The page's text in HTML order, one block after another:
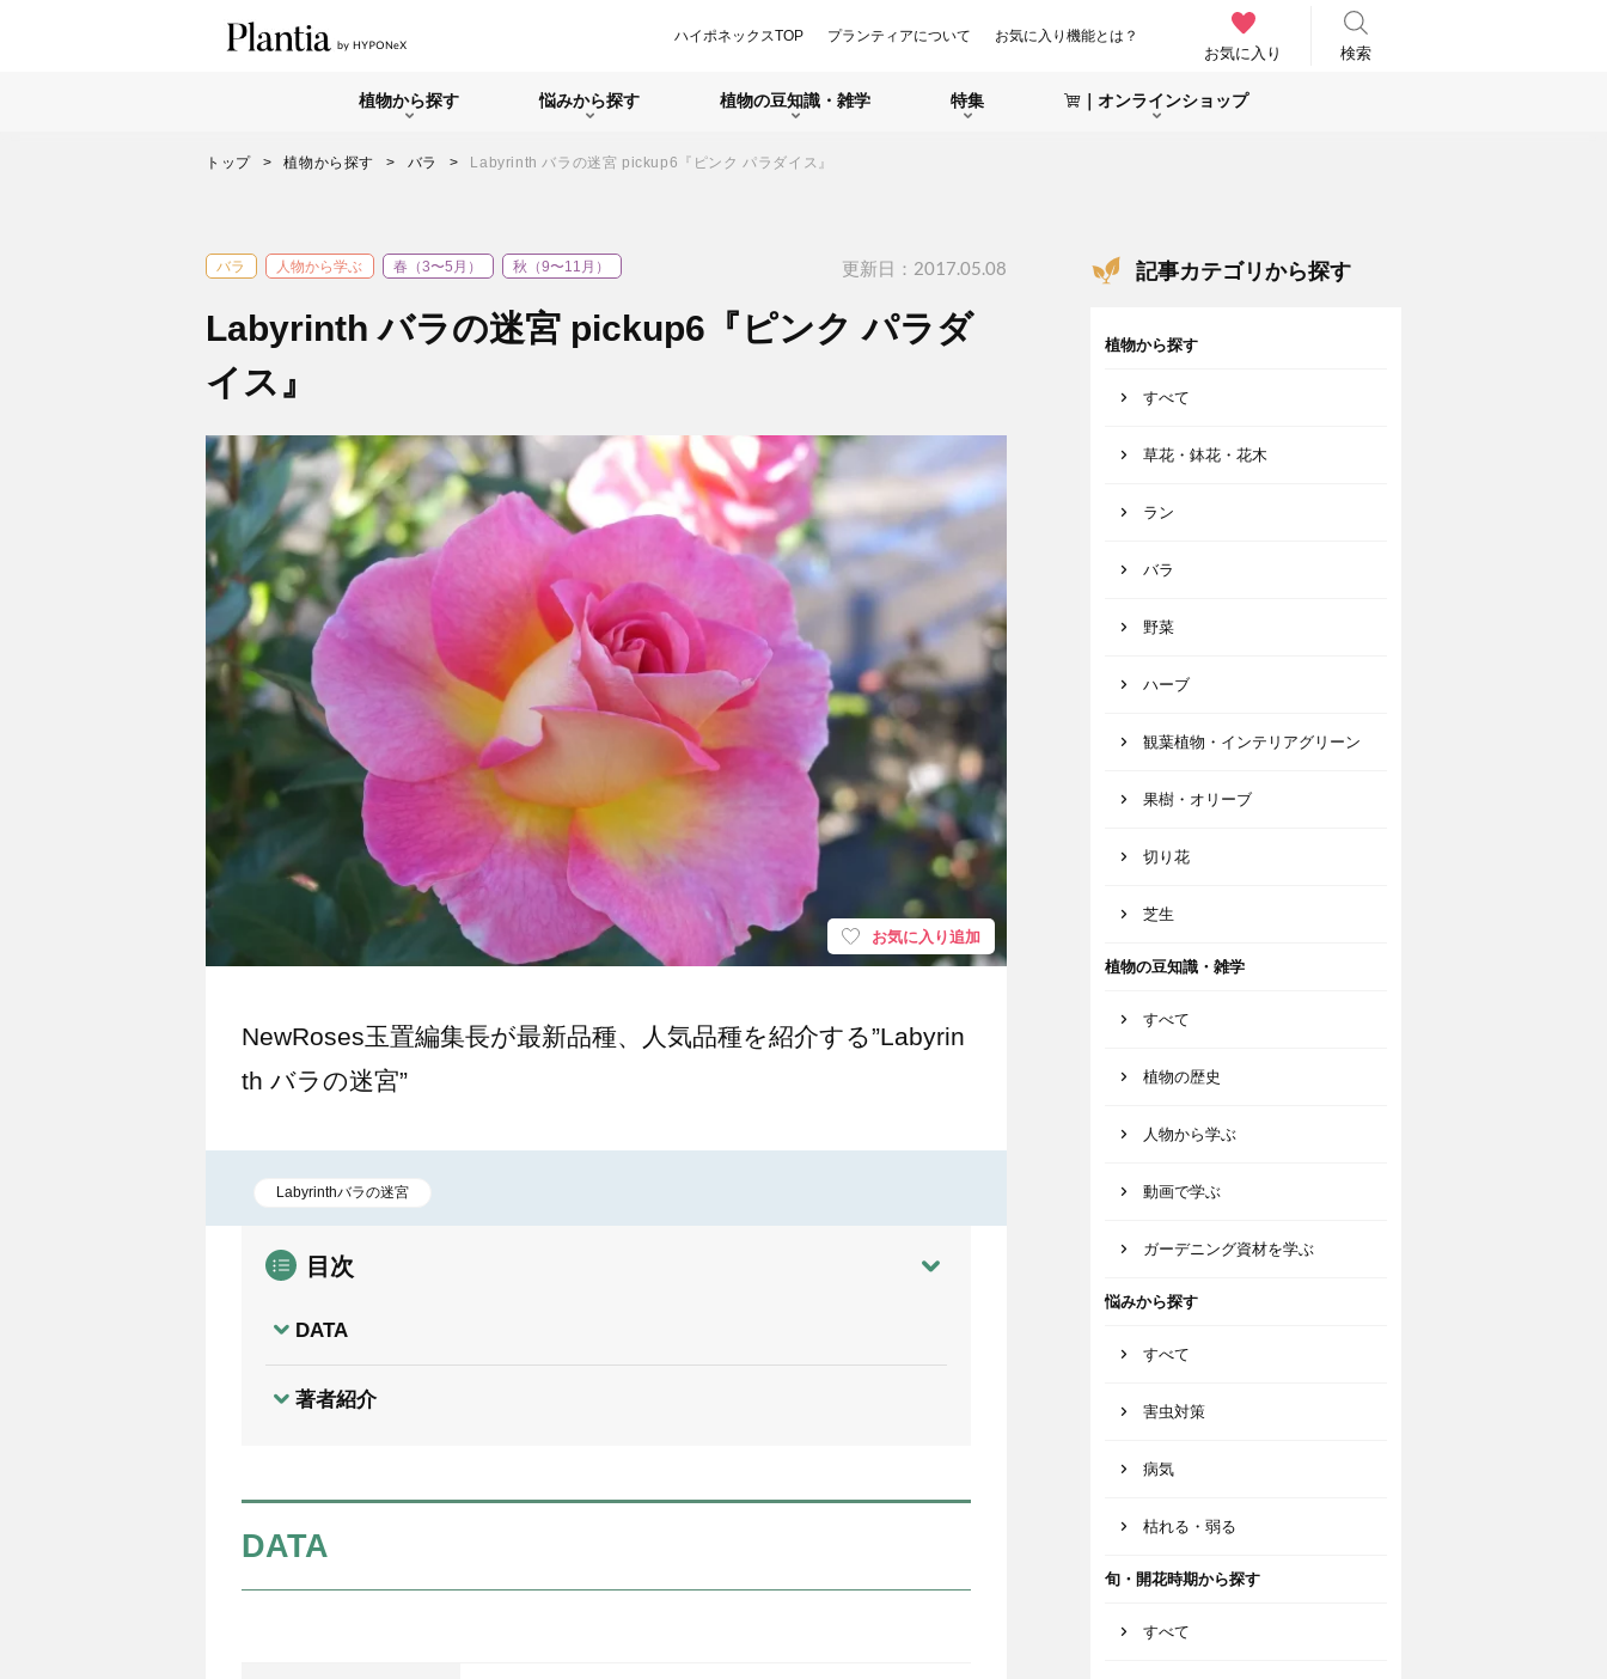
ハイポネックスTOP プランティアについて お気に入り機能とは？
お気に入り 検索
植物から探す 悩みから探す 植物の豆知識・雑学 特集 ｜オンラインショップ
トップ 植物から探す バラ Labyrinth バラの迷宮 pickup6『ピンク パラダイス』
更新日：2017.05.08
バラ 人物から学ぶ 春（3〜5月） 秋（9〜11月）
Labyrinth バラの迷宮 pickup6『ピンク パラダ
イス』
お気に入り追加
NewRoses玉置編集長が最新品種、人気品種を紹介する”Labyrin
th バラの迷宮”
Labyrinthバラの迷宮
目次
DATA
著者紹介
DATA
記事カテゴリから探す
植物から探す
すべて
草花・鉢花・花木
ラン
バラ
野菜
ハーブ
観葉植物・インテリアグリーン
果樹・オリーブ
切り花
芝生
植物の豆知識・雑学
すべて
植物の歴史
人物から学ぶ
動画で学ぶ
ガーデニング資材を学ぶ
悩みから探す
すべて
害虫対策
病気
枯れる・弱る
旬・開花時期から探す
すべて